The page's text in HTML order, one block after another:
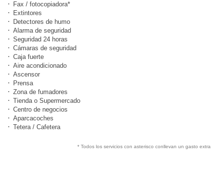
Fax / fotocopiadora*
Extintores
Detectores de humo
Alarma de seguridad
Seguridad 24 horas
Cámaras de seguridad
Caja fuerte
Aire acondicionado
Ascensor
Prensa
Zona de fumadores
Tienda o Supermercado
Centro de negocios
Aparcacoches
Tetera / Cafetera
* Todos los servicios con asterisco conllevan un gasto extra